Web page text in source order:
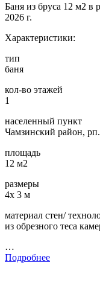
Баня из бруса 12 м2 в
2026 г.
Характеристики:
тип
баня
кол-во этажей
1
населенный пункт
Чамзинский район,
площадь
12 м2
размеры
4х 3 м
материал стен/
из обрезного теса
…
Подробнее